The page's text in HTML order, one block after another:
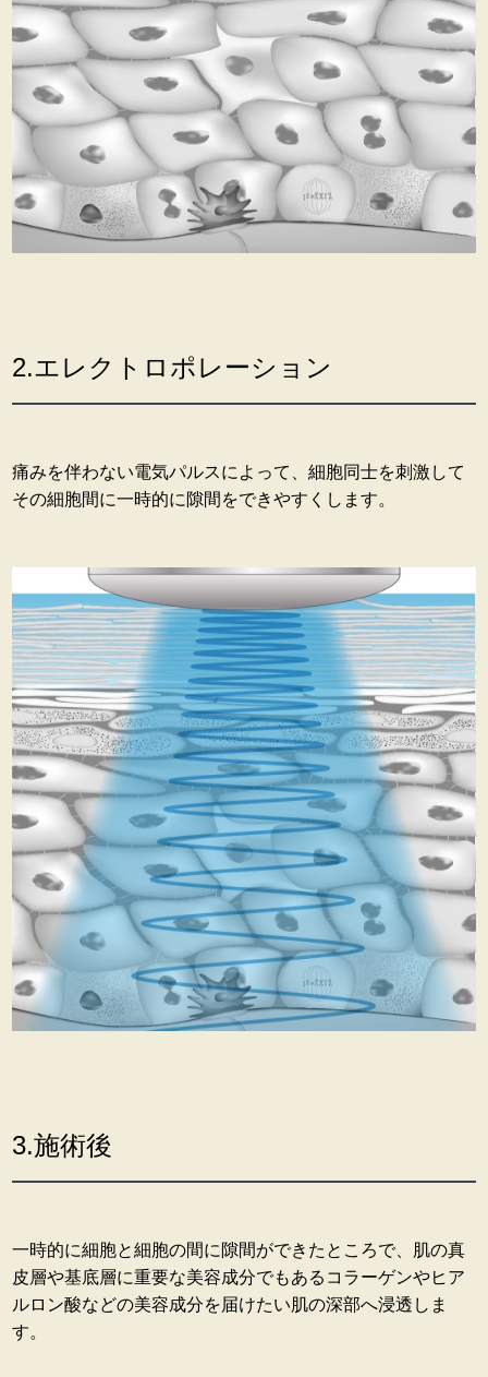
2.エレクトロポレーション
痛みを伴わない電気パルスによって、細胞同士を刺激して
その細胞間に一時的に隙間をできやすくします。
3.施術後
一時的に細胞と細胞の間に隙間ができたところで、肌の真
皮層や基底層に重要な美容成分でもあるコラーゲンやヒア
ルロン酸などの美容成分を届けたい肌の深部へ浸透しま
す。